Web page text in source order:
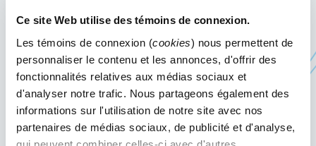
Ce site Web utilise des témoins de connexion.
Les témoins de connexion (cookies) nous permettent de
personnaliser le contenu et les annonces, d'offrir des
fonctionnalités relatives aux médias sociaux et
d'analyser notre trafic. Nous partageons également des
informations sur l'utilisation de notre site avec nos
partenaires de médias sociaux, de publicité et d'analyse,
et services cohérent mettant à profit la
communauté, le domicile et les établissements »,
ce rendez-vous est basé sur les besoins exprimés
par des gestionnaires, professionnels et
intervenants du réseau de la santé et des services